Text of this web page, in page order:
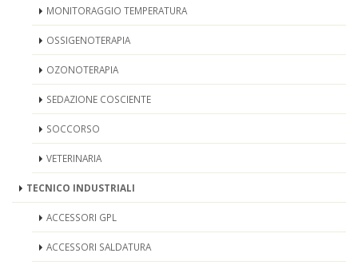
MONITORAGGIO TEMPERATURA
OSSIGENOTERAPIA
OZONOTERAPIA
SEDAZIONE COSCIENTE
SOCCORSO
VETERINARIA
TECNICO INDUSTRIALI
ACCESSORI GPL
ACCESSORI SALDATURA